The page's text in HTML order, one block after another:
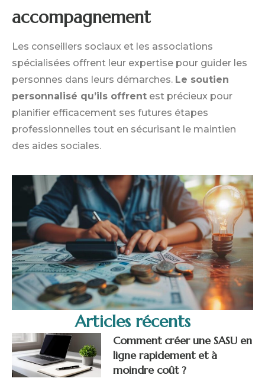
accompagnement
Les conseillers sociaux et les associations
spécialisées offrent leur expertise pour guider les
personnes dans leurs démarches. Le soutien
personnalisé qu’ils offrent est précieux pour
planifier efficacement ses futures étapes
professionnelles tout en sécurisant le maintien
des aides sociales.
Articles récents
Comment créer une SASU en
ligne rapidement et à
moindre coût ?